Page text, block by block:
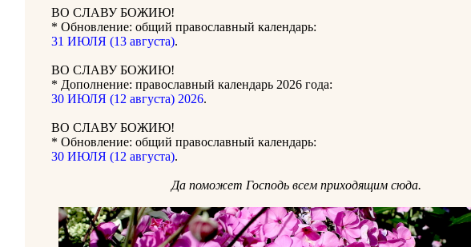
ВО СЛАВУ БОЖИЮ!
* Обновление: общий православный календарь:
31 ИЮЛЯ (13 августа).
ВО СЛАВУ БОЖИЮ!
* Дополнение: православный календарь 2026 года:
30 ИЮЛЯ (12 августа) 2026.
ВО СЛАВУ БОЖИЮ!
* Обновление: общий православный календарь:
30 ИЮЛЯ (12 августа).
Да поможет Господь всем приходящим сюда.